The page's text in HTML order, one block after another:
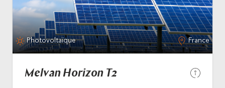
Photovoltaïque France
Melvan Horizon T2